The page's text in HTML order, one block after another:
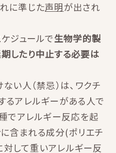
に準じた声明が出され
ジュールで生物学的製
したり中止する必要は
い人（禁忌）は、ワクチ
るアレルギーがある人で
でアレルギー反応を起
に含まれる成分(ポリエチ
して重いアレルギー反